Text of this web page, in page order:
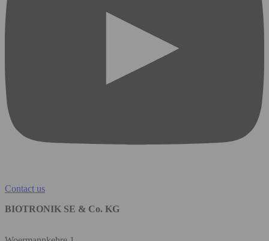
Contact us
BIOTRONIK SE & Co. KG